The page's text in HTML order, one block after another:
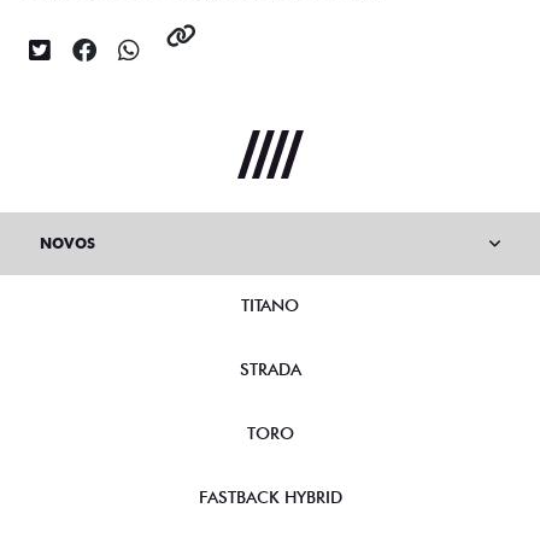
NOVOS
TITANO
STRADA
TORO
FASTBACK HYBRID